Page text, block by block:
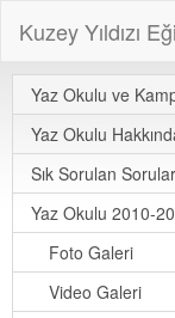
Kuzey Yıldızı
Yaz Okulu ve
Yaz Okulu
Sık Sorulan Sorular
Yaz Okulu 2010-
Foto Galeri
Video Galeri